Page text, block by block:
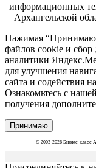
информационных
Архангельской
Нажимая
файлов cookie и
аналитики
для улучшения
сайта и содействия
Ознакомьтесь с нашей
получения
Принимаю
© 2003-2026 Бизнес-класс